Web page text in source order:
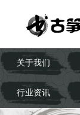
关于我们
行业资讯